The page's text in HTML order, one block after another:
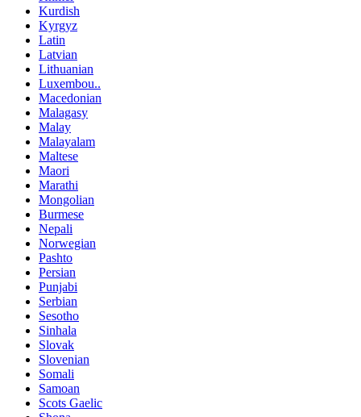
Kurdish
Kyrgyz
Latin
Latvian
Lithuanian
Luxembou..
Macedonian
Malagasy
Malay
Malayalam
Maltese
Maori
Marathi
Mongolian
Burmese
Nepali
Norwegian
Pashto
Persian
Punjabi
Serbian
Sesotho
Sinhala
Slovak
Slovenian
Somali
Samoan
Scots Gaelic